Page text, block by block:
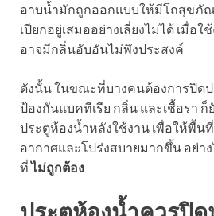
อาบน้ำมักถูกออกแบบให้มีโถสุขภั
เปียกอยู่เสมออย่างเลี่ยงไม่ได้ เมื่อใ
อาจมีกลิ่นอับอันไม่พึงประสงค์
ดังนั้น ในขณะที่บางคนต้องการปิดป
ป้องกันแบคทีเรีย กลิ่น และเชื้อรา
ประตูห้องน้ำหลังใช้งาน เพื่อให้พื้น
อากาศและโปร่งสบายมากขึ้น อย่า
ที่ไม่ถูกต้อง